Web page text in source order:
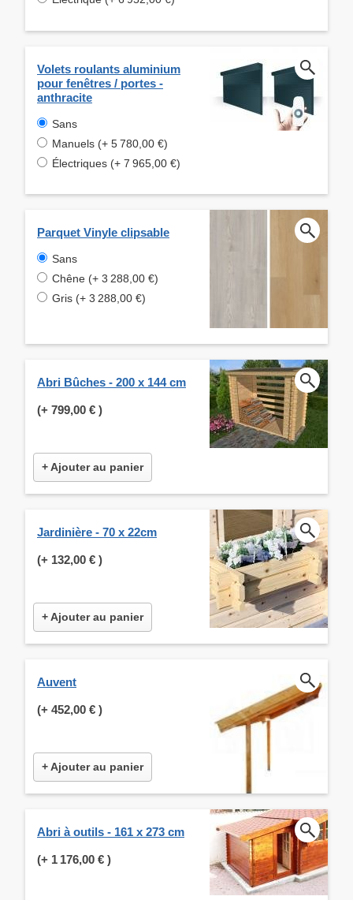
Volets roulants aluminium
pour fenêtres / portes -
anthracite
Sans
Manuels (+ 5 780,00 €)
Électriques (+ 7 965,00 €)
Parquet Vinyle clipsable
Sans
Chêne (+ 3 288,00 €)
Gris (+ 3 288,00 €)
Abri Bûches - 200 x 144 cm
(+ 799,00 € )
+ Ajouter au panier
Jardinière - 70 x 22cm
(+ 132,00 € )
+ Ajouter au panier
Auvent
(+ 452,00 € )
+ Ajouter au panier
Abri à outils - 161 x 273 cm
(+ 1 176,00 € )